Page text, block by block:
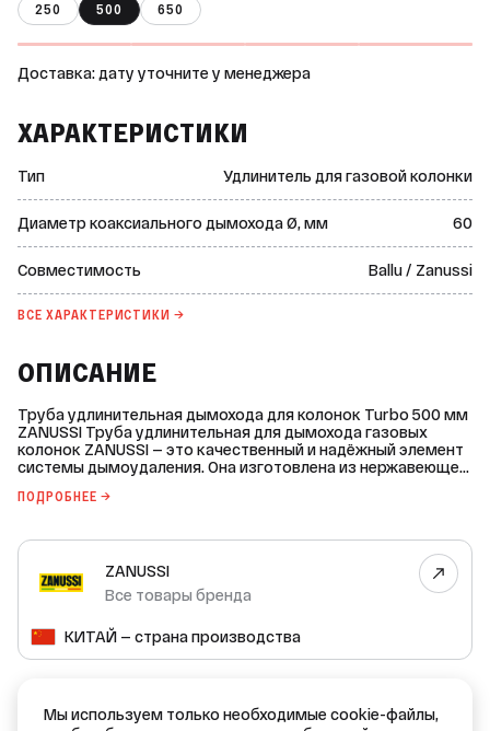
250 500 650
Доставка: дату уточните у менеджера
ХАРАКТЕРИСТИКИ
Тип Удлинитель для газовой колонки
Диаметр коаксиального дымохода Ø, мм 60
Совместимость Ballu / Zanussi
ВСЕ ХАРАКТЕРИСТИКИ →
ОПИСАНИЕ
Труба удлинительная дымохода для колонок Turbo 500 мм
ZANUSSI Труба удлинительная для дымохода газовых
колонок ZANUSSI — это качественный и надёжный элемент
системы дымоудаления. Она изготовлена из нержавеющей
устойчивость к коррозии. Основные характеристики: *
* Материал: нержавеющая сталь. * Цвет: нержавейка. Эта
труба совместима с газовыми колонками Zanussi и Ballu.
Она легко устанавливается и обеспечивает эффективное
удаление продуктов сгорания.
ПОДРОБНЕЕ →
ZANUSSI
Все товары бренда
КИТАЙ — страна производства
ДОКУМЕНТЫ
Мы используем только необходимые cookie-файлы,